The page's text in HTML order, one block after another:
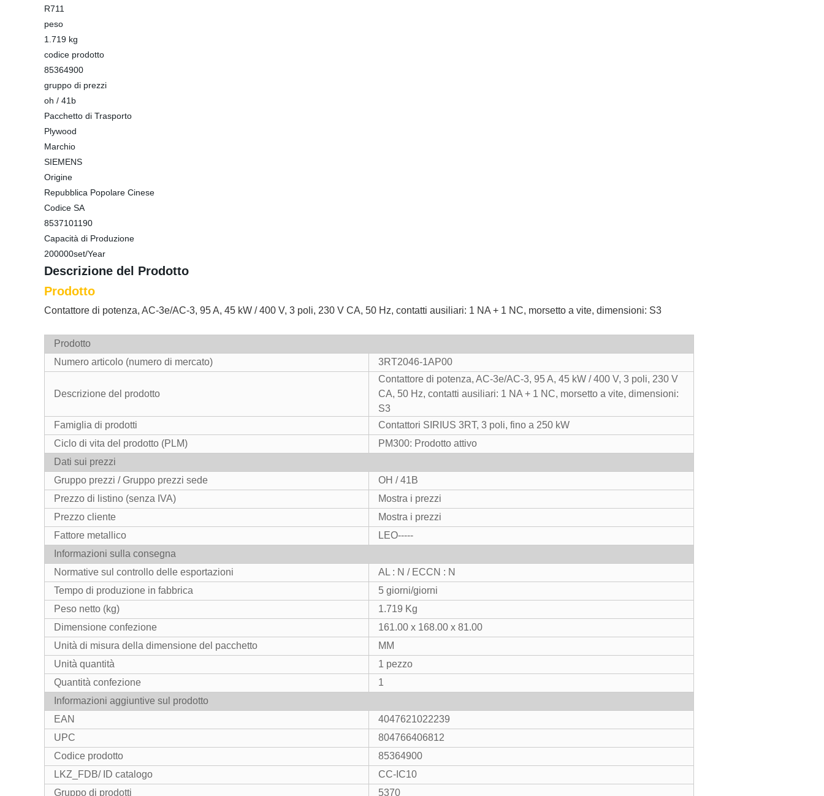
R711
peso
1.719 kg
codice prodotto
85364900
gruppo di prezzi
oh / 41b
Pacchetto di Trasporto
Plywood
Marchio
SIEMENS
Origine
Repubblica Popolare Cinese
Codice SA
8537101190
Capacità di Produzione
200000set/Year
Descrizione del Prodotto
Prodotto
Contattore di potenza, AC-3e/AC-3, 95 A, 45 kW / 400 V, 3 poli, 230 V CA, 50 Hz, contatti ausiliari: 1 NA + 1 NC, morsetto a vite, dimensioni: S3
Prodotto
Numero articolo (numero di mercato)
3RT2046-1AP00
Descrizione del prodotto
Contattore di potenza, AC-3e/AC-3, 95 A, 45 kW / 400 V, 3 poli, 230 V
CA, 50 Hz, contatti ausiliari: 1 NA + 1 NC, morsetto a vite, dimensioni:
S3
Famiglia di prodotti
Contattori SIRIUS 3RT, 3 poli, fino a 250 kW
Ciclo di vita del prodotto (PLM)
PM300: Prodotto attivo
Dati sui prezzi
Gruppo prezzi / Gruppo prezzi sede
OH / 41B
Prezzo di listino (senza IVA)
Mostra i prezzi
Prezzo cliente
Mostra i prezzi
Fattore metallico
LEO-----
Informazioni sulla consegna
Normative sul controllo delle esportazioni
AL : N / ECCN : N
Tempo di produzione in fabbrica
5 giorni/giorni
Peso netto (kg)
1.719 Kg
Dimensione confezione
161.00 x 168.00 x 81.00
Unità di misura della dimensione del pacchetto
MM
Unità quantità
1 pezzo
Quantità confezione
1
Informazioni aggiuntive sul prodotto
EAN
4047621022239
UPC
804766406812
Codice prodotto
85364900
LKZ_FDB/ ID catalogo
CC-IC10
Gruppo di prodotti
5370